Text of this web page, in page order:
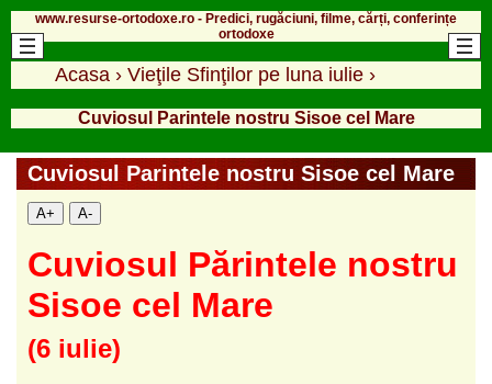
www.resurse-ortodoxe.ro - Predici, rugăciuni, filme, cărți, conferințe
ortodoxe
Acasa › Vieţile Sfinţilor pe luna iulie ›
Cuviosul Parintele nostru Sisoe cel Mare
Cuviosul Parintele nostru Sisoe cel Mare
A+ A-
Cuviosul Părintele nostru
Sisoe cel Mare
(6 iulie)